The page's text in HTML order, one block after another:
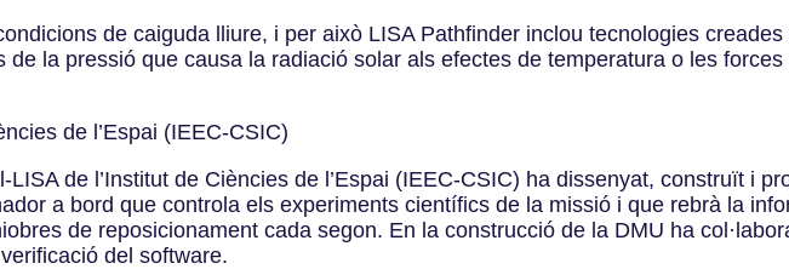
de caiguda lliure, i per això LISA Pathfinder inclou tecnologies
la pressió que causa la radiació solar als efectes de temperatura o les
de l’Espai (IEEC-CSIC)
LISA de l’Institut de Ciències de l’Espai (IEEC-CSIC) ha dissenyat, construït i
a bord que controla els experiments científics de la missió i que rebrà la
de reposicionament cada segon. En la construcció de la DMU ha
del software.